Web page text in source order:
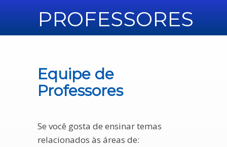
PROFESSORES
Equipe de
Professores
Se você gosta de ensinar temas
relacionados às áreas de: